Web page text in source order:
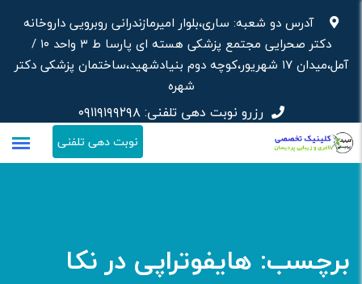
محتوا
آدرس دو شعبه: ساری،بلوار امیرمازندرانی روبرویی داروخانه‌
دکتر صحرایی مجتمع پزشکی هسته ای پارسا ط ۳ واحد ۱۰ /
آمل،میدان ۱۷ شهریور،کوچه دوم بنیادشهید،ساختمان پزشکی دکتر
شهره
رزرو نوبت دهی تلفنی:۰۹۱۱۹۱۹۹۲۹۸
نوبت دهی تلفنی
برچسب: هایفوتراپی در نکا